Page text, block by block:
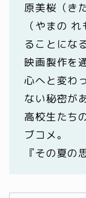
原美桜（き
（やまの
ることになる
映画製作を
心へと変わ
ない秘密が
高校生たち
ブコメ。
『その夏の